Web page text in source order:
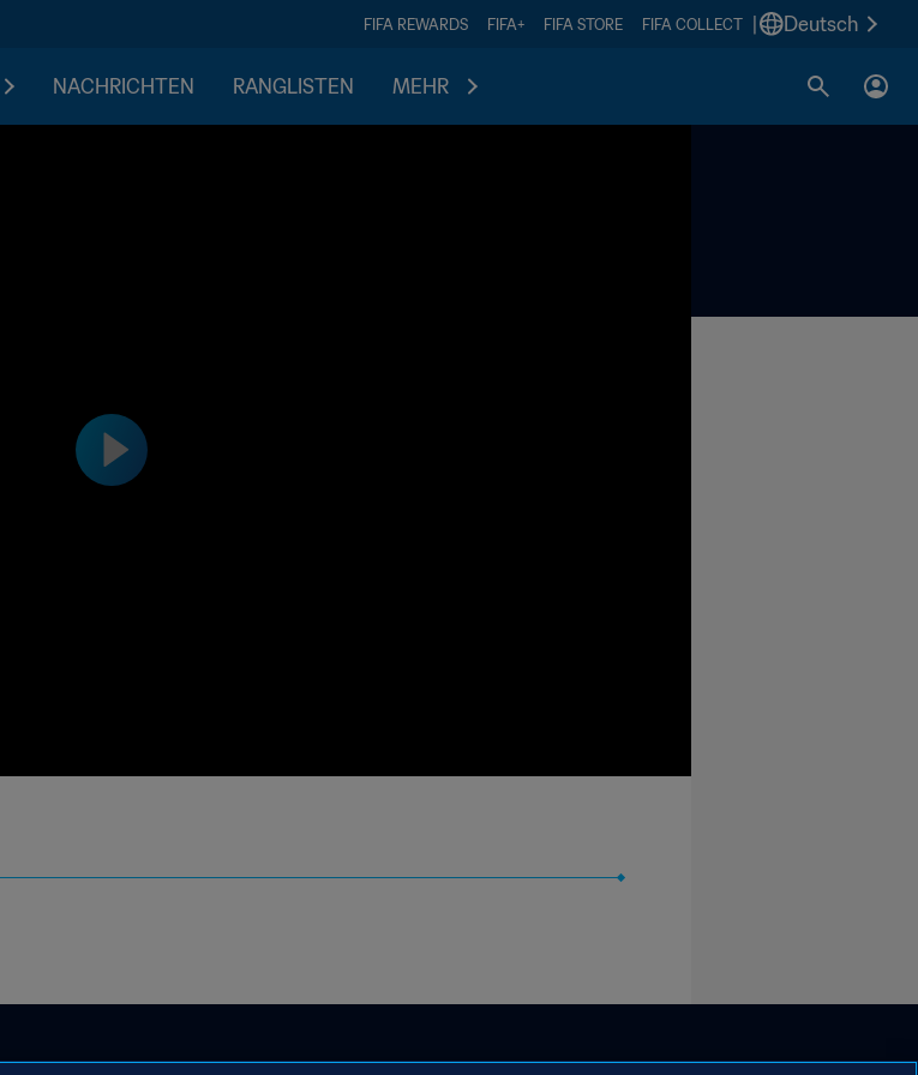
FIFA REWARDS FIFA+ FIFA STORE FIFA COLLECT Deutsch
NACHRICHTEN RANGLISTEN MEHR